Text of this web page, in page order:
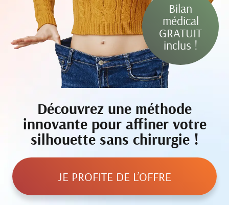
Découvrez une méthode
innovante pour affiner votre
silhouette sans chirurgie !
JE PROFITE DE L’OFFRE
Bilan
médical
GRATUIT
inclus !